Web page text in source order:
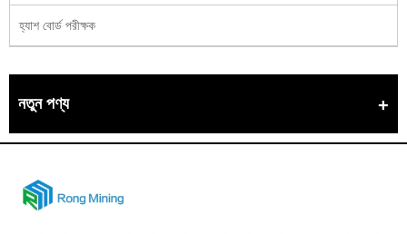
হ্যাশ বোর্ড পরীক্ষক
নতুন পণ্য